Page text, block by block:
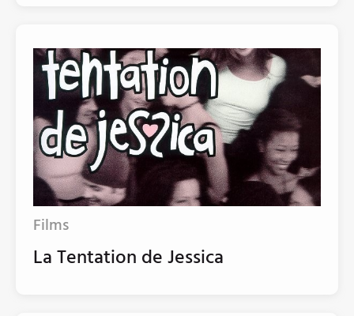
Films
La Tentation de Jessica